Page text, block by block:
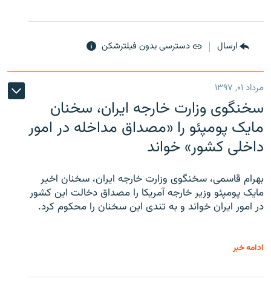
ارسال دسترسی بدون فیلترشکن
مرداد ۰۱, ۱۳۹۷
سخنگوی وزارت خارجه ایران، سخنان
مایک پومپئو را «مصداق مداخله در امور
داخلی کشور» خواند
بهرام قاسمی، سخنگوی وزارت خارجه ایران، سخنان اخیر
مایک پومپئو وزیر خارجه آمریکا را مصداق دخالت این کشور
در امور ایران خواند و به تندی این سخنان را محکوم کرد.
ادامه خبر